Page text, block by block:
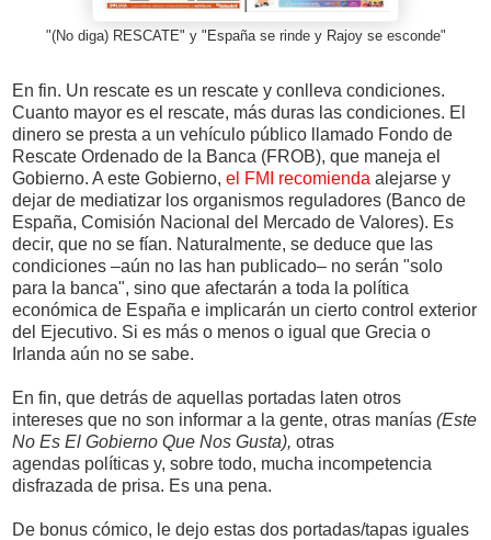
"(No diga) RESCATE" y "España se rinde y Rajoy se esconde"
En fin. Un rescate es un rescate y conlleva condiciones.
Cuanto mayor es el rescate, más duras las condiciones. El
dinero se presta a un vehículo público llamado Fondo de
Rescate Ordenado de la Banca (FROB), que maneja el
Gobierno. A este Gobierno, el FMI recomienda alejarse y
dejar de mediatizar los organismos reguladores (Banco de
España, Comisión Nacional del Mercado de Valores). Es
decir, que no se fían. Naturalmente, se deduce que las
condiciones –aún no las han publicado– no serán "solo
para la banca", sino que afectarán a toda la política
económica de España e implicarán un cierto control exterior
del Ejecutivo. Si es más o menos o igual que Grecia o
Irlanda aún no se sabe.
En fin, que detrás de aquellas portadas laten otros
intereses que no son informar a la gente, otras manías (Este
No Es El Gobierno Que Nos Gusta), otras
agendas políticas y, sobre todo, mucha incompetencia
disfrazada de prisa. Es una pena.
De bonus cómico, le dejo estas dos portadas/tapas iguales